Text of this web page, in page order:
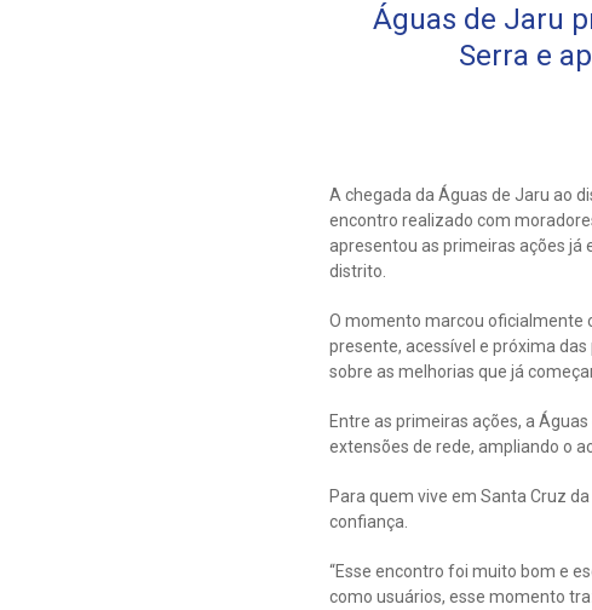
Águas de Jaru
Serra e
A chegada da Águas de Jaru ao
encontro realizado com
apresentou as primeiras ações já
distrito.
O momento marcou oficialmente
presente, acessível e próxima
sobre as melhorias que já
Entre as primeiras ações, a
extensões de rede, ampliando o
Para quem vive em Santa Cruz
confiança.
“Esse encontro foi muito bom e
como usuários, esse momento